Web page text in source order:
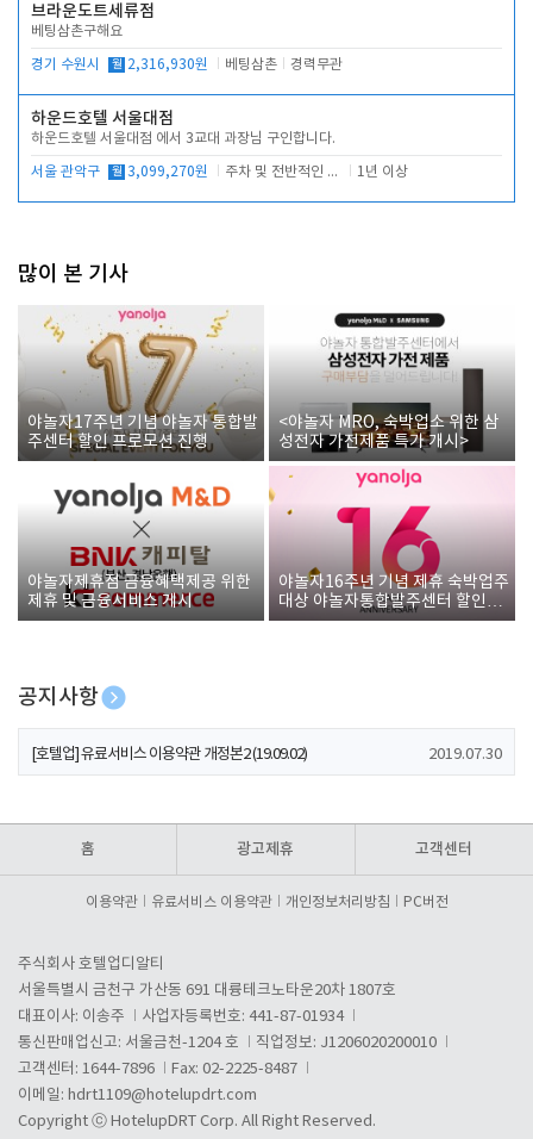
브라운도트세류점
베팅삼촌구해요
경기 수원시 월 2,316,930원 베팅삼촌 경력무관
하운드호텔 서울대점
하운드호텔 서울대점 에서 3교대 과장님 구인합니다.
서울 관악구 월 3,099,270원 주차 및 전반적인 당번업무 1년 이상
많이 본 기사
야놀자17주년 기념 야놀자 통합발
주센터 할인 프로모션 진행
<야놀자 MRO, 숙박업소 위한 삼
성전자 가전제품 특가 개시>
야놀자제휴점 금융혜택제공 위한
제휴 및 금융서비스 게시
야놀자16주년 기념 제휴 숙박업주
대상 야놀자통합발주센터 할인쿠
폰 증정
공지사항
[호텔업] 개인정보 처리방침 개정본1 (19.09.02)
[호텔업] 유료서비스 이용약관 개정본2 (19.09.02) 2019.07.30
홈 광고제휴 고객센터
이용약관 유료서비스 이용약관 개인정보처리방침 PC버전
주식회사 호텔업디알티
서울특별시 금천구 가산동 691 대륭테크노타운20차 1807호
대표이사: 이송주
사업자등록번호: 441-87-01934
통신판매업신고: 서울금천-1204 호
직업정보: J1206020200010
고객센터: 1644-7896
Fax: 02-2225-8487
이메일: hdrt1109@hotelupdrt.com
Copyright ⓒ HotelupDRT Corp. All Right Reserved.